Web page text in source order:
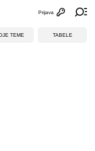
Otvori
Prijava
TEME TABELE